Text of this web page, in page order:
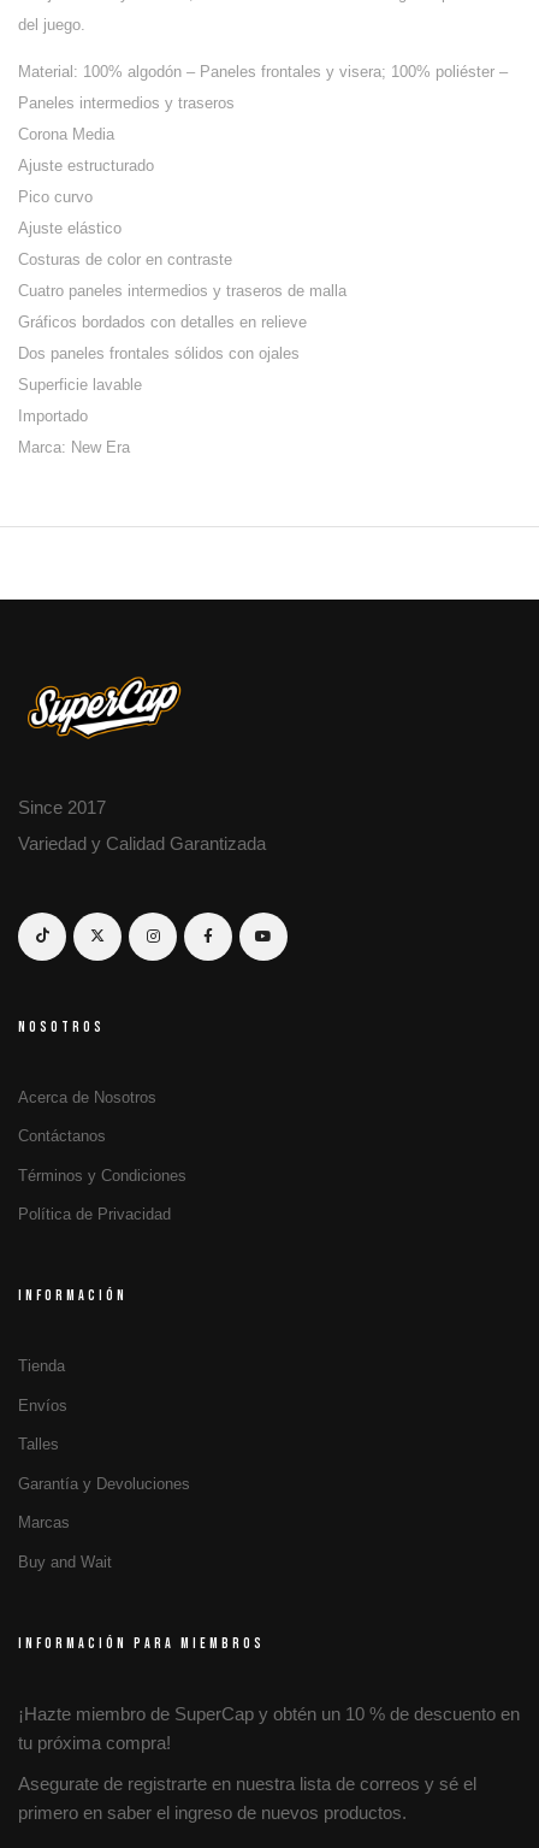
del juego.
Material: 100% algodón – Paneles frontales y visera; 100% poliéster –
Paneles intermedios y traseros
Corona Media
Ajuste estructurado
Pico curvo
Ajuste elástico
Costuras de color en contraste
Cuatro paneles intermedios y traseros de malla
Gráficos bordados con detalles en relieve
Dos paneles frontales sólidos con ojales
Superficie lavable
Importado
Marca: New Era
Since 2017
Variedad y Calidad Garantizada
NOSOTROS
Acerca de Nosotros
Contáctanos
Términos y Condiciones
Política de Privacidad
INFORMACIÓN
Tienda
Envíos
Talles
Garantía y Devoluciones
Marcas
Buy and Wait
INFORMACIÓN PARA MIEMBROS
¡Hazte miembro de SuperCap y obtén un 10 % de descuento en
tu próxima compra!
Asegurate de registrarte en nuestra lista de correos y sé el
primero en saber el ingreso de nuevos productos.